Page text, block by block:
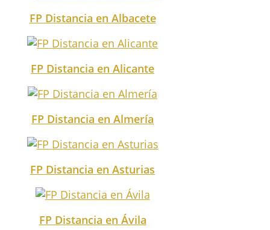
FP Distancia en Albacete
FP Distancia en Alicante
FP Distancia en Almería
FP Distancia en Asturias
FP Distancia en Ávila